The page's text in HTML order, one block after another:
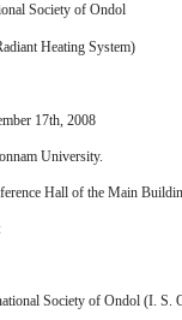
Society of Ondol
Heating System)
17th, 2008
University.
Hall of the Main
of Ondol (I. S.